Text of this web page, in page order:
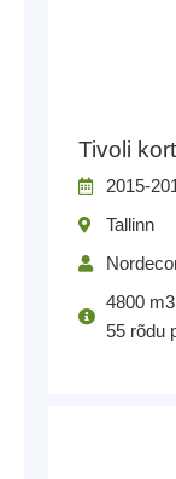
Tivoli
2015-
Tallinn
4800
55 rõdu